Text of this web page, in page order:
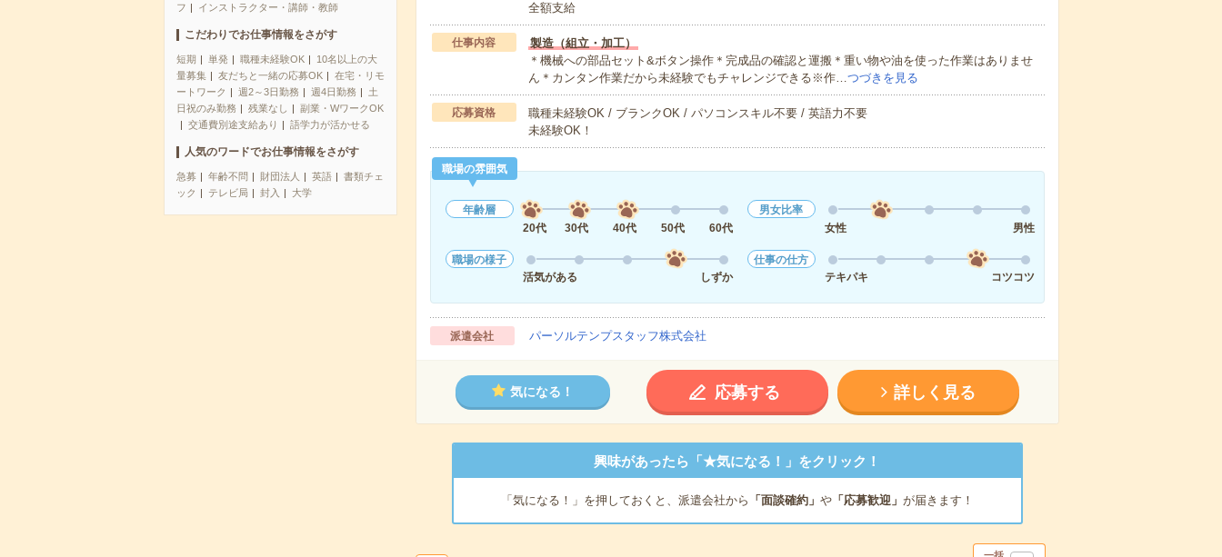
フ
インストラクター・講師・教師
こだわりでお仕事情報をさがす
短期 単発 職種未経験OK
10名以上の大
量募集
友だちと一緒の応募OK
在宅・リモ
ートワーク
週2～3日勤務 週4日勤務
土
日祝のみ勤務
残業なし
副業・WワークOK
交通費別途支給あり
語学力が活かせる
人気のワードでお仕事情報をさがす
急募 年齢不問 財団法人 英語
書類チェ
ック
テレビ局 封入 大学
全額支給
仕事内容
製造（組立・加工）
＊機械への部品セット&ボタン操作＊完成品の確認と運搬＊重い物や油を使った作業はありませ
ん＊カンタン作業だから未経験でもチャレンジできる※作…つづきを見る
応募資格
職種未経験OK / ブランクOK / パソコンスキル不要 / 英語力不要
未経験OK！
職場の雰囲気
年齢層
20代
30代 40代 50代 60代
男女比率
女性
男性
職場の様子
活気がある
しずか
仕事の仕方
テキパキ
コツコツ
派遣会社 パーソルテンプスタッフ株式会社
気になる！ 応募する 詳しく見る
興味があったら「★気になる！」をクリック！
「気になる！」を押しておくと、派遣会社から 「面談確約」 や「応募歓迎」 が届きます！